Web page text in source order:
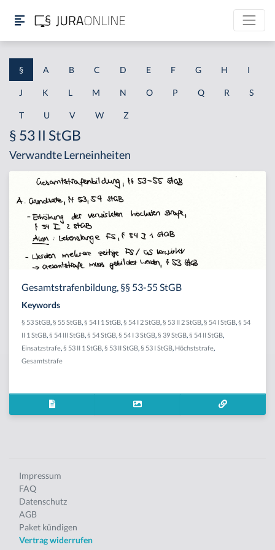
§ A B C D E F G H I
J K L M N O P Q R S
T U V W Z
§ 53 II StGB
Verwandte Lerneinheiten
Gesamtstrafenbildung, §§ 53-55 StGB
Keywords
§ 53 StGB § 55 StGB § 54 I 1 StGB § 54 I 2 StGB § 53 II 2 StGB § 54 I StGB § 54
II 1 StGB § 54 III StGB § 54 StGB § 54 I 3 StGB § 39 StGB § 54 II StGB
Einsatzstrafe § 53 II 1 StGB § 53 II StGB § 53 I StGB Höchststrafe
Gesamtstrafe
Impressum
FAQ
Datenschutz
AGB
Paket kündigen
Vertrag widerrufen